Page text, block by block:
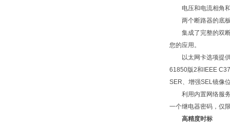
电压和电流相角和
两个断路器的底
集成了完整的双断
您的应用。
以太网卡选项提供
61850版2和IEEE
SER、增强SEL镜像
利用内置网络服务
一个继电器密码，仅
高精度时标